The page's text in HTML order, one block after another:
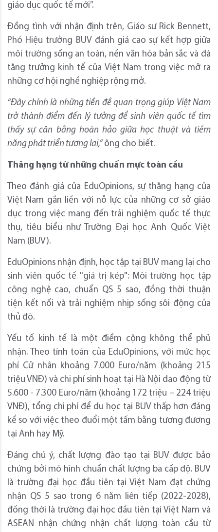
giáo dục quốc tế mới”.
Đồng tình với nhận định trên, Giáo sư Rick Bennett,
Phó Hiệu trưởng BUV đánh giá cao sự kết hợp giữa
môi trường sống an toàn, nền văn hóa bản sắc và đà
tăng trưởng kinh tế của Việt Nam trong việc mở ra
những cơ hội nghề nghiệp rộng mở.
“Đây chính là những tiền đề quan trọng giúp Việt Nam
trở thành điểm đến lý tưởng để sinh viên quốc tế tìm
thấy sự cân bằng hoàn hảo giữa học thuật và tiềm
năng phát triển tương lai,” ông cho biết.
Thăng hạng từ những chuẩn mực toàn cầu
Theo đánh giá của EduOpinions, sự thăng hạng của
Việt Nam gắn liền với nỗ lực của những cơ sở giáo
dục trong việc mang đến trải nghiệm quốc tế thực
thụ, tiêu biểu như Trường Đại học Anh Quốc Việt
Nam (BUV).
EduOpinions nhận định, học tập tại BUV mang lại cho
sinh viên quốc tế "giá trị kép": Môi trường học tập
công nghệ cao, chuẩn QS 5 sao, đồng thời thuận
tiện kết nối và trải nghiệm nhịp sống sôi động của
thủ đô.
Yếu tố kinh tế là một điểm cộng không thể phủ
nhận. Theo tính toán của EduOpinions, với mức học
phí Cử nhân khoảng 7.000 Euro/năm (khoảng 215
triệu VNĐ) và chi phí sinh hoạt tại Hà Nội dao động từ
5.600 - 7.300 Euro/năm (khoảng 172 triệu – 224 triệu
VNĐ), tổng chi phí để du học tại BUV thấp hơn đáng
kể so với việc theo đuổi một tấm bằng tương đương
tại Anh hay Mỹ.
Đáng chú ý, chất lượng đào tạo tại BUV được bảo
chứng bởi mô hình chuẩn chất lượng ba cấp độ. BUV
là trường đại học đầu tiên tại Việt Nam đạt chứng
nhận QS 5 sao trong 6 năm liên tiếp (2022-2028),
đồng thời là trường đại học đầu tiên tại Việt Nam và
ASEAN nhận chứng nhận chất lượng toàn cầu từ